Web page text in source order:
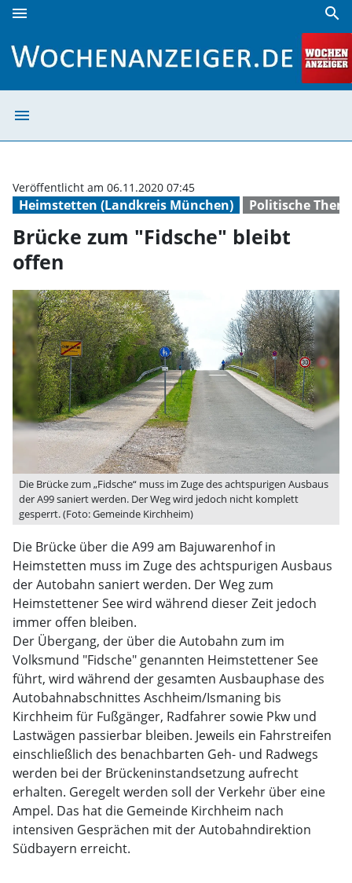
menu search
menu
Heimstetten (Landkreis München) Politische
Veröffentlicht am 06.11.2020 07:45
Brücke zum "Fidsche" bleibt
offen
Die Brücke zum „Fidsche“ muss im Zuge des achtspurigen Ausbaus
der A99 saniert werden. Der Weg wird jedoch nicht komplett
gesperrt. (Foto: Gemeinde Kirchheim)
Die Brücke über die A99 am Bajuwarenhof in
Heimstetten muss im Zuge des achtspurigen Ausbaus
der Autobahn saniert werden. Der Weg zum
Heimstettener See wird während dieser Zeit jedoch
immer offen bleiben.
Der Übergang, der über die Autobahn zum im
Volksmund "Fidsche" genannten Heimstettener See
führt, wird während der gesamten Ausbauphase des
Autobahnabschnittes Aschheim/Ismaning bis
Kirchheim für Fußgänger, Radfahrer sowie Pkw und
Lastwägen passierbar bleiben. Jeweils ein Fahrstreifen
einschließlich des benachbarten Geh- und Radwegs
werden bei der Brückeninstandsetzung aufrecht
erhalten. Geregelt werden soll der Verkehr über eine
Ampel. Das hat die Gemeinde Kirchheim nach
intensiven Gesprächen mit der Autobahndirektion
Südbayern erreicht.